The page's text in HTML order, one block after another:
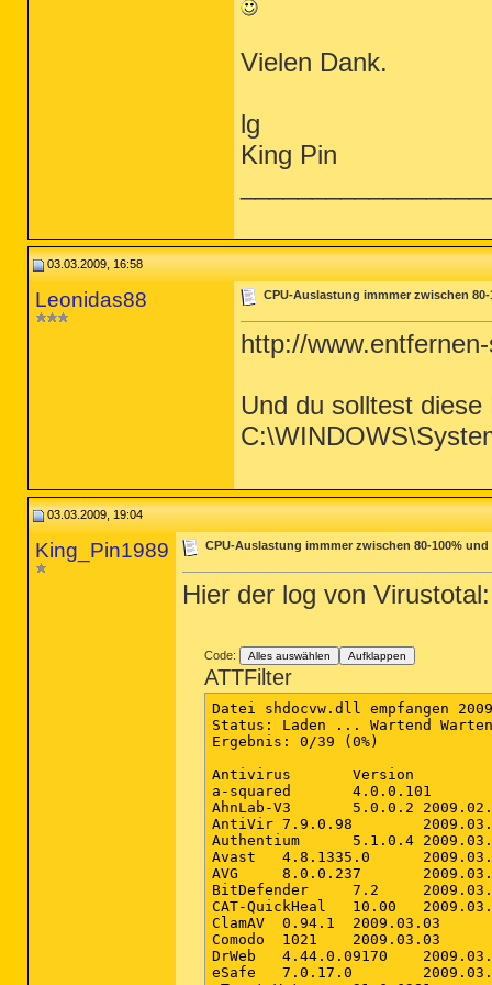
O16 - DPF: {6414512B-B978-
O20 - Winlogon Notify:
O23 - Service: InstallDriver
O23 - Service: iPod-Dienst
O23 - Service: Java Quick
O23 - Service: LexBce Server
O23 - Service: Norton AntiVirus
O23 - Service: PC Tools
--
End of file - 8266 bytes
Vielen Dank.
lg
King Pin
03.03.2009, 16:58
Leonidas88 CPU-Auslastung immmer zwischen
http://
Und du solltest
03.03.2009, 19:04
King_Pin1989 CPU-Auslastung immmer zwischen 80-100%
Hier der log von Virustotal:
Code: Alles auswählen Aufklappen
ATTFilter
Datei shdocvw.dll empfangen 2009.03.03 19:01:06 (CET)
Status: Laden ... Wartend Warten Überprüfung Beendet Nicht gefunden Gestoppt
Ergebnis: 0/39 (0%)

Antivirus  	Version  	letzte aktualisierung  	Ergebnis
a-squared	4.0.0.101	2009.03.03	-
AhnLab-V3	5.0.0.2	2009.02.27	-
AntiVir	7.9.0.98	2009.03.03	-
Authentium	5.1.0.4	2009.03.03	-
Avast	4.8.1335.0	2009.03.03	-
AVG	8.0.0.237	2009.03.03	-
BitDefender	7.2	2009.03.03	-
CAT-QuickHeal	10.00	2009.03.03	-
ClamAV	0.94.1	2009.03.03	-
Comodo	1021	2009.03.03	-
DrWeb	4.44.0.09170	2009.03.03	-
eSafe	7.0.17.0	2009.03.03	-
eTrust-Vet	31.6.6381	2009.03.03	-
F-Prot	4.4.4.56	2009.03.02	-
F-Secure	8.0.14470.0	2009.03.03	-
Fortinet	3.117.0.0	2009.03.03	-
GData	19	2009.03.03	-
Ikarus	T3.1.1.45.0	2009.03.03	-
K7AntiVirus	7.10.656	2009.03.03	-
Kaspersky	7.0.0.125	2009.03.03	-
McAfee	5541	2009.03.02	-
McAfee+Artemis	5541	2009.03.02	-
Microsoft	1.4306	2009.03.03	-
NOD32	3905	2009.03.03	-
Norman	6.00.06	2009.03.03	-
nProtect	2009.1.8.0	2009.03.03	-
Panda	10.0.0.10	2009.03.03	-
PCTools	4.4.2.0	2009.03.03	-
Prevx1	V2	2009.03.03	-
Rising	21.19.11.00	2009.03.03	-
SecureWeb-Gateway	6.7.6	2009.03.03	-
Sophos	4.39.0	2009.03.03	-
Sunbelt	3.2.1858.2	2009.03.02	-
Symantec	10	2009.03.03	-
TheHacker	6.3.2.6.269	2009.03.02	-
TrendMicro	8.700.0.1004	2009.03.03	-
VBA32	3.12.10.1	2009.03.03	-
ViRobot	2009.3.3.1632	2009.03.03	-
VirusBuster	4.5.11.0	2009.03.03	-
weitere Informationen
File size: 1498112 bytes
MD5...: eeb324a3cc1e88985640828886dd0c01
SHA1..: 497e42f69de5438017aeb470727d10ad2b7e8cf6
SHA256: 8820673120de27d7a3351e6adc362cbbcb4ca47036d4b44ba0196587aa13422c
SHA512: 0857d6a57ce4ce09d02fefe11b6db8c6ad5131b33a461d332e6b4a6a7a6c5e11
fbccc107cacd632c92e59995c4722831d98ed1fb939aac4c3d066bf6e1789d30
ssdeep: 24576:bkDutelo68RLN9paJrz5203+kGUE51b4y2BTSo2CiGy0+PkyqJTGtq:ADu
t2ctMJrziOED2BTSodiZFPkyCGt
PEiD..: -
TrID..: File type identification
DirectShow filter (42.6%)
Windows OCX File (26.1%)
InstallShield setup (9.1%)
Win32 EXE PECompact compressed (generic) (8.7%)
Win32 Executable MS Visual C++ (generic) (7.9%)
PEInfo: PE Structure information

( base data )
entrypointaddress.: 0x15eb1
timedatestamp.....: 0x47507da4 (Fri Nov 30 21:16:20 2007)
machinetype.......: 0x14c (I386)

( 4 sections )
name viradd virsiz rawdsiz ntrpy md5
.text 0x1000 0xd8198 0xd8200 6.51 c8f7b2f569cf44103b1e97414360b446
.data 0xda000 0x1d20 0x1800 3.36 6a81a6fbf9fac5bae196d7261473f4f9
.rsrc 0xdc000 0x88bd4 0x88c00 5.34 efb36fbac8c348d4a11ed92a78012505
.reloc 0x165000 0xb06c 0xb200 6.71 055bb8be1e6b18a1e5170727c6715dac

( 8 imports )
> ADVAPI32.dll: RegCloseKey, RegOpenKeyExA, RegQueryValueExA, RegSetValueExA, RegCreateKeyExA, RegDeleteKeyA, RegOpenKeyExW, RegQueryValueExW, RegEnumValueA
> CRYPT32.dll: CryptMsgClose, CryptQueryObject, CryptMsgGetParam, CertCloseStore
> CRYPTUI.dll: CryptUIDlgViewSignerInfoW
> GDI32.dll: DeleteObject, DeleteDC, SetViewportOrgEx, SetWindowOrgEx, SetMapMode, SaveDC, LPtoDP, GetDeviceCaps, CreateRectRgnIndirect, DeleteMetaFile, CloseMetaFile, SetWindowExtEx, SetPaletteEntries, GetPaletteEntries, RealizePalette, SelectPalette, GetStockObject, CreatePalette, SetBkColor, SetBkMode, SetTextColor, SelectObject, GetTextExtentPointW, IntersectClipRect, CreateDCA, CloseEnhMetaFile, CreateEnhMetaFileA, LineTo, MoveToEx, Rectangle, StretchBlt, CreateCompatibleDC, BitBlt, GetTextCharset, CreateCompatibleBitmap, GetTextExtentPoint32W, RestoreDC
> KERNEL32.dll: GetSystemDefaultLCID, CreateThread, CompareFileTime, GetSystemTimeAsFileTime, IsDBCSLeadByte, CreateDirectoryA, SetCurrentDirectoryA, SetFilePointer, ReadFile, GetFileSize, WriteFile, FindClose, WaitForSingleObject, SetEvent, CreateFileA, ReleaseMutex, LocalFileTimeToFileTime, SystemTimeToFileTime, GetTempPathA, ExitProcess, GetCommandLineW, OpenMutexW, TlsGetValue, GetSystemTime, InterlockedCompareExchange, InterlockedExchange, GetCurrentProcessId, lstrcmpiA, GlobalSize, GlobalReAlloc, TlsSetValue, GetSystemInfo, FileTimeToSystemTime, OpenMutexA, ReleaseSemaphore, UnhandledExceptionFilter, SetErrorMode, GetCurrentDirectoryA, GetShortPathNameA, ResetEvent, HeapFree, GetProcessHeap, TerminateThread, GetExitCodeThread, QueryPerformanceCounter, TerminateProcess, SetUnhandledExceptionFilter, FileTimeToLocalFileTime, HeapAlloc, GetLocaleInfoW, LoadLibraryW, DosDateTimeToFileTime, GetModuleHandleW, CreateEventA, LoadLibraryA, VirtualFree, VirtualAlloc, lstrcpynW, InitializeCriticalSectionAndSpinCount, GetModuleHandleA, GetProcAddress, LocalFree, LocalAlloc, MultiByteToWideChar, GetVersionExA, lstrcmpA, GetSystemDirectoryA, LocalReAlloc, GetDriveTypeW, CreateMutexA, lstrlenA, Sleep, WideCharToMultiByte, lstrcpynA, GetUserDefaultLCID, GlobalFree, LocalSize, GetTickCount, GetLastError, LoadLibraryExA, SetLastError, GetCurrentThreadId, GetCurrentProcess, FlushInstructionCache, lstrlenW, GlobalAlloc, GlobalLock, GlobalUnlock, HeapDestroy, EnterCriticalSection, LeaveCriticalSection, MulDiv, DisableThreadLibraryCalls, InitializeCriticalSection, TlsAlloc, GetACP, CloseHandle, TlsFree, DeleteCriticalSection, FreeLibrary, InterlockedDecrement, GetLocalTime, InterlockedIncrement, RaiseException, GlobalFlags
> msvcrt.dll: _onexit, __dllonexit, _adjust_fdiv, _initterm, _ftol, wcslen, free, _vsnprintf, _except_handler3, _wcsnicmp, wcsrchr, _ltow, memmove, malloc, realloc, _vsnwprintf
> SHLWAPI.dll: -, -, -, wnsprintfW, -, -, -, -, SHDeleteKeyW, -, -, -, -, -, -, -, StrCpyNW, -, SHRegGetBoolUSValueW, -, -, -, -, -, -, -, -, PathCreateFromUrlW, StrChrW, -, -, SHStrDupW, -, -, -, -, PathFileExistsW, -, -, -, -, SHRegGetUSValueW, StrCmpNIW, StrStrIW, StrDupW, -, SHQueryValueExW, -, -, -, -, -, -, -, -, -, -, -, PathQuoteSpacesW, -, PathCombineW, -, -, PathRemoveFileSpecW, -, -, -, -, -, -, -, -, -, -, -, -, -, -, -, -, StrCatBuffW, -, -, -, UrlCanonicalizeW, AssocQueryStringW, -,